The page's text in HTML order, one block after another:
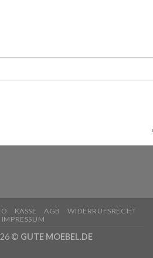
KASSE AGB
WIDERRUFSRECHT
IMPRESSUM
© GUTE MOEBEL.DE